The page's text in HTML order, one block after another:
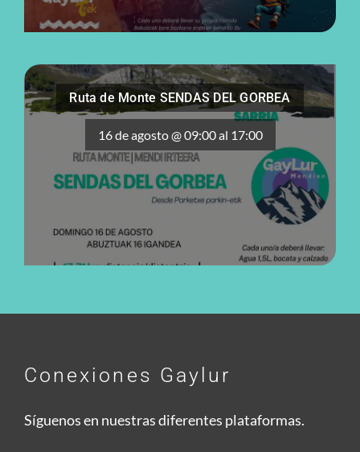
Ruta de Monte SENDAS DEL GORBEA
16 de agosto @ 09:00al 17:00
Conexiones Gaylur
Síguenos en nuestras diferentes plataformas.